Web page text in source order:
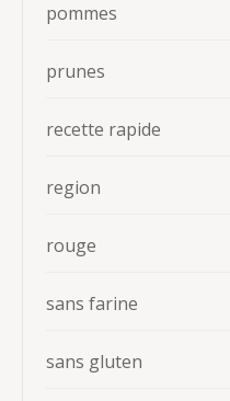
pommes
prunes
recette rapide
region
rouge
sans farine
sans gluten